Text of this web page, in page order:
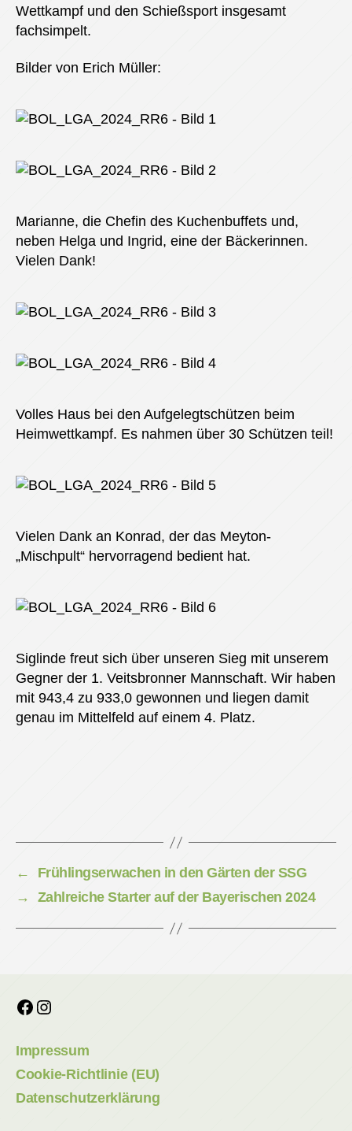
Wettkampf und den Schießsport insgesamt
fachsimpelt.
Bilder von Erich Müller:
Marianne, die Chefin des Kuchenbuffets und,
neben Helga und Ingrid, eine der Bäckerinnen.
Vielen Dank!
Volles Haus bei den Aufgelegtschützen beim
Heimwettkampf. Es nahmen über 30 Schützen teil!
Vielen Dank an Konrad, der das Meyton-
„Mischpult“ hervorragend bedient hat.
Siglinde freut sich über unseren Sieg mit unserem
Gegner der 1. Veitsbronner Mannschaft. Wir haben
mit 943,4 zu 933,0 gewonnen und liegen damit
genau im Mittelfeld auf einem 4. Platz.
←
Frühlingserwachen in den Gärten der SSG
→
Zahlreiche Starter auf der Bayerischen 2024
Facebook
Instagram
Impressum
Cookie-Richtlinie (EU)
Datenschutzerklärung